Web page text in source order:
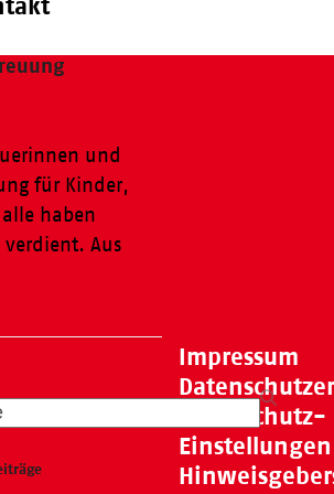
und
für Kinder,
alle haben
Aus
Impressum
Datenschutz-
Einstellungen